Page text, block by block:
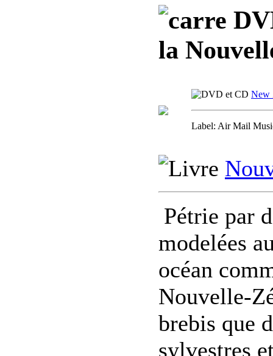
la
New
Label: Air Mail
Pétrie par
modelées
océan
Nouvelle-
brebis que
sylvestres